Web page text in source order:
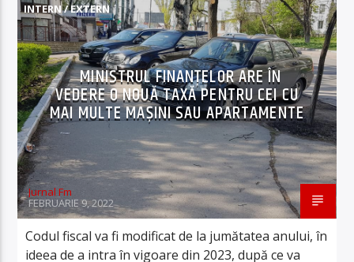
INTERN / EXTERN
MINISTRUL FINANȚELOR ARE ÎN
VEDERE O NOUĂ TAXĂ PENTRU CEI CU
MAI MULTE MAȘINI SAU APARTAMENTE
Jurnal Fm
FEBRUARIE 9, 2022
Codul fiscal va fi modificat de la jumătatea anului, în
ideea de a intra în vigoare din 2023, după ce va